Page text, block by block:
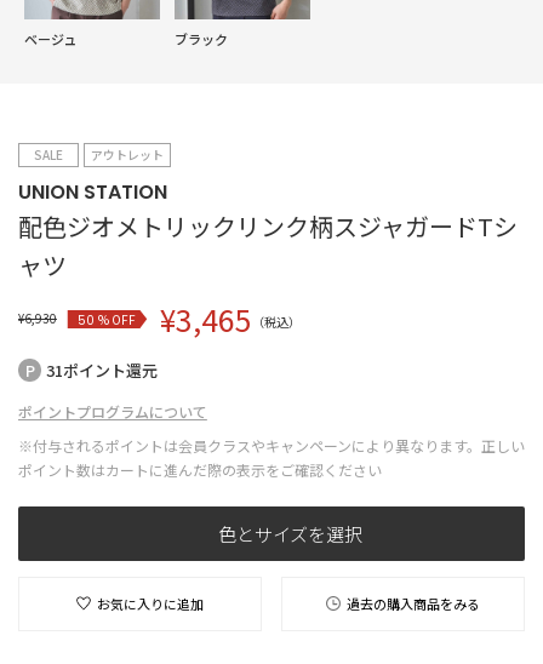
ベージュ ブラック
SALE アウトレット
UNION STATION
配色ジオメトリックリンク柄スジャガードTシ
ャツ
¥6,930 50% OFF ¥3,465 （税込）
31ポイント還元
ポイントプログラムについて
※付与されるポイントは会員クラスやキャンペーンにより異なります。正しい
ポイント数はカートに進んだ際の表示をご確認ください
色とサイズを選択
お気に入りに追加 過去の購入商品をみる